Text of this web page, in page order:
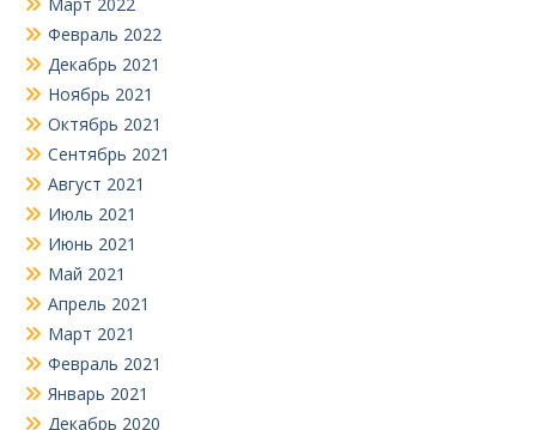
Февраль 2022
Декабрь 2021
Ноябрь 2021
Октябрь 2021
Сентябрь 2021
Август 2021
Июль 2021
Июнь 2021
Май 2021
Апрель 2021
Март 2021
Февраль 2021
Январь 2021
Декабрь 2020